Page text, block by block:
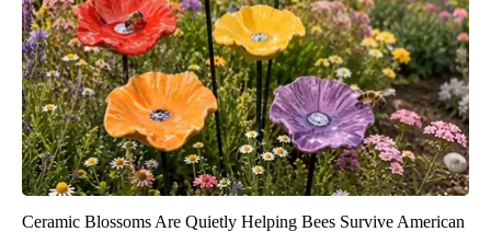
Ceramic Blossoms Are Quietly Helping Bees Survive American